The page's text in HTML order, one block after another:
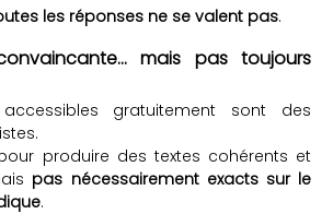
les réponses ne se valent pas.
mais pas toujours
gratuitement sont des
produire des textes cohérents et
pas nécessairement exacts sur le
.